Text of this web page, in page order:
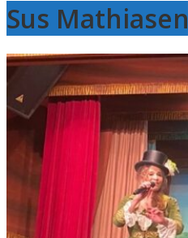
Sus Mathiasen